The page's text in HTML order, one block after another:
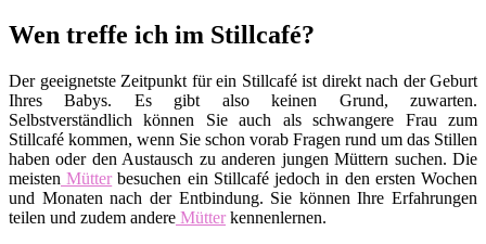
Wen treffe ich im Stillcafé?
Der geeignetste Zeitpunkt für ein Stillcafé ist direkt nach der Geburt
Ihres Babys. Es gibt also keinen Grund, zuwarten.
Selbstverständlich können Sie auch als schwangere Frau zum
Stillcafé kommen, wenn Sie schon vorab Fragen rund um das Stillen
haben oder den Austausch zu anderen jungen Müttern suchen. Die
meisten Mütterbesuchen ein Stillcafé jedoch in den ersten Wochen
und Monaten nach der Entbindung. Sie können Ihre Erfahrungen
teilen und zudem andere Mütterkennenlernen.